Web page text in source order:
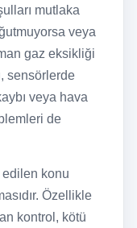
mutlaka
veya
gaz eksikliği
sensörlerde
veya hava
de
edilen konu
Özellikle
kontrol, kötü